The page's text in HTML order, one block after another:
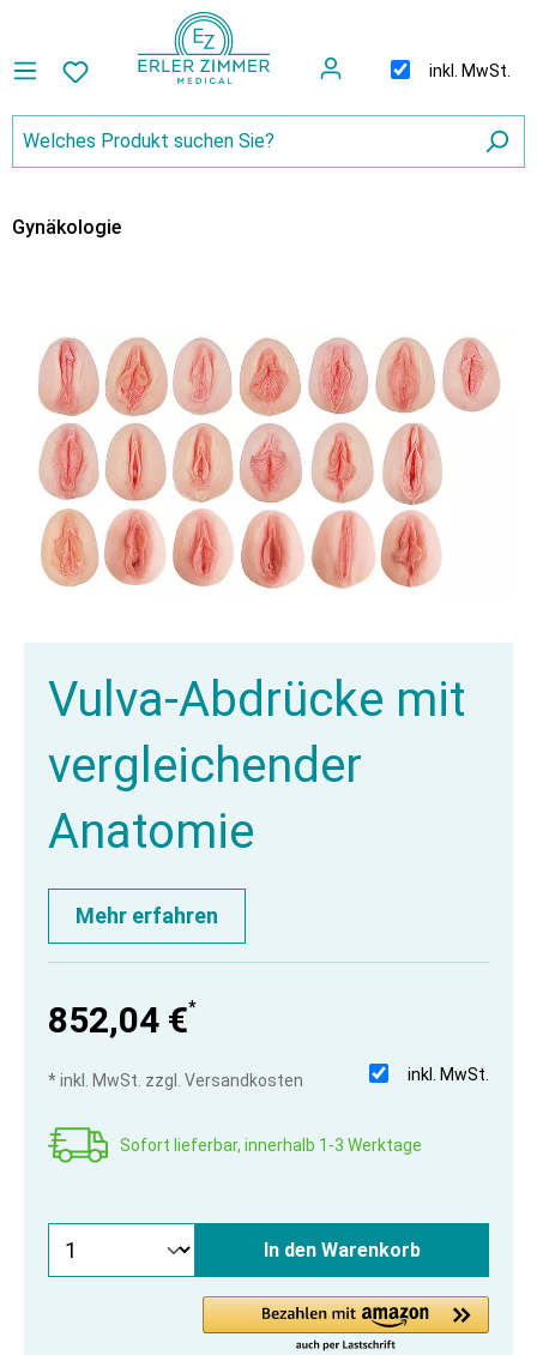
inkl. MwSt.
Gynäkologie
Vulva-Abdrücke mit
vergleichender
Anatomie
Mehr erfahren
852,04 €*
inkl. MwSt.
* inkl. MwSt. zzgl. Versandkosten
Sofort lieferbar, innerhalb 1-3 Werktage
In den Warenkorb